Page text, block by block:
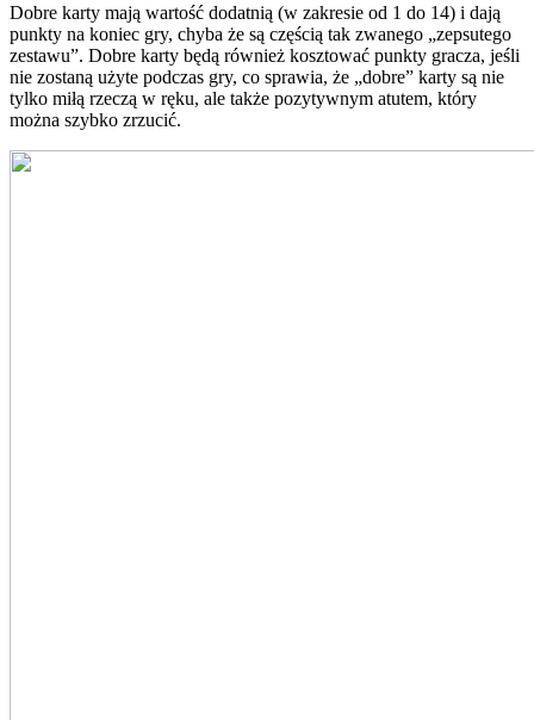
Dobre karty mają wartość dodatnią (w zakresie od 1 do 14) i dają
punkty na koniec gry, chyba że są częścią tak zwanego „zepsutego
zestawu”. Dobre karty będą również kosztować punkty gracza, jeśli
nie zostaną użyte podczas gry, co sprawia, że ​​„dobre” karty są nie
tylko miłą rzeczą w ręku, ale także pozytywnym atutem, który
można szybko zrzucić.